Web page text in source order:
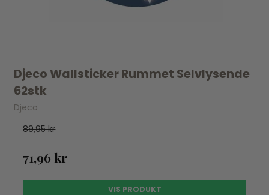
Djeco Wallsticker Rummet Selvlysende
62stk
Djeco
89,95 kr
71,96 kr
VIS PRODUKT